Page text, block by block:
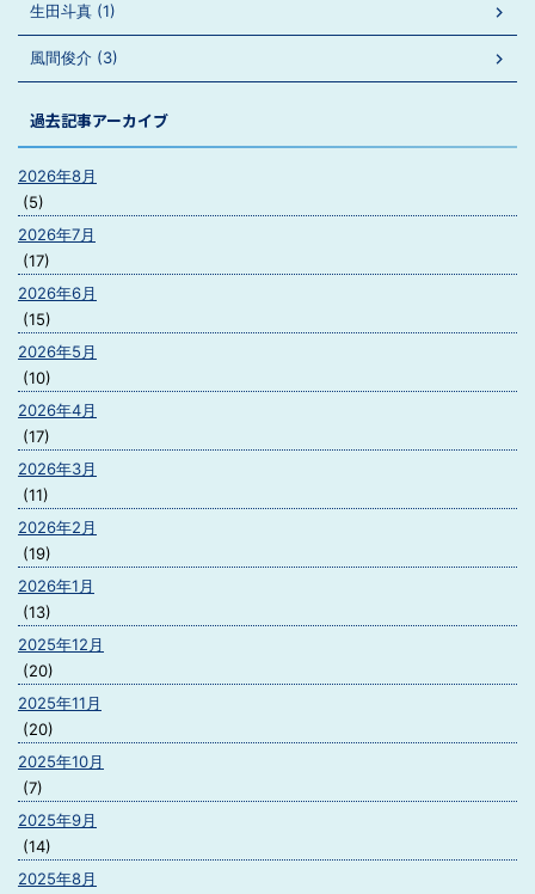
生田斗真 (1)
風間俊介 (3)
過去記事アーカイブ
2026年8月
(5)
2026年7月
(17)
2026年6月
(15)
2026年5月
(10)
2026年4月
(17)
2026年3月
(11)
2026年2月
(19)
2026年1月
(13)
2025年12月
(20)
2025年11月
(20)
2025年10月
(7)
2025年9月
(14)
2025年8月